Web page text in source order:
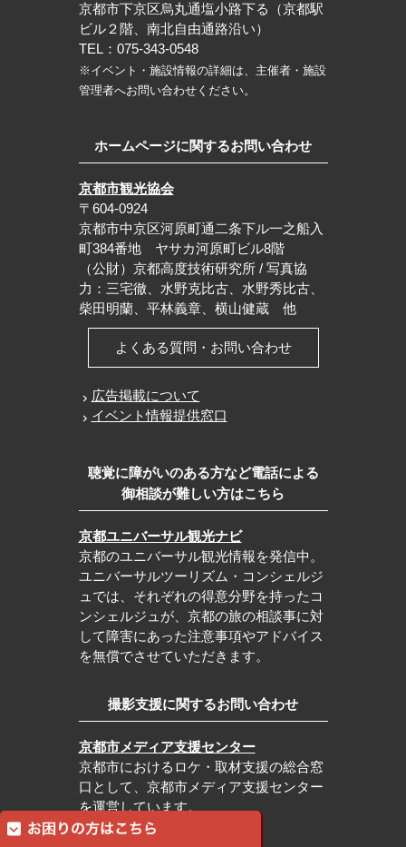
京都市下京区烏丸通塩小路下る（京都駅
ビル２階、南北自由通路沿い）
TEL：075-343-0548
※イベント・施設情報の詳細は、主催者・施設
管理者へお問い合わせください。
ホームページに関するお問い合わせ
京都市観光協会
〒604-0924
京都市中京区河原町通二条下ル一之船入
町384番地 ヤサカ河原町ビル8階
（公財）京都高度技術研究所 / 写真協
力：三宅徹、水野克比古、水野秀比古、
柴田明蘭、平林義章、横山健蔵 他
よくある質問・お問い合わせ
広告掲載について
イベント情報提供窓口
聴覚に障がいのある方など電話による
御相談が難しい方はこちら
京都ユニバーサル観光ナビ
京都のユニバーサル観光情報を発信中。
ユニバーサルツーリズム・コンシェルジ
ュでは、それぞれの得意分野を持ったコ
ンシェルジュが、京都の旅の相談事に対
して障害にあった注意事項やアドバイス
を無償でさせていただきます。
撮影支援に関するお問い合わせ
京都市メディア支援センター
京都市におけるロケ・取材支援の総合窓
口として、京都市メディア支援センター
を運営しています。